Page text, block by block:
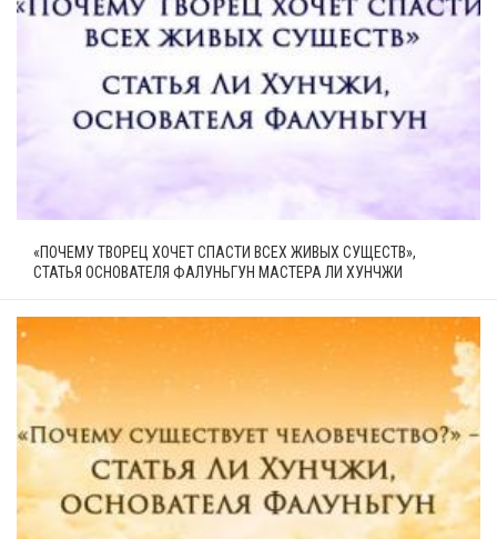
«ПОЧЕМУ ТВОРЕЦ ХОЧЕТ СПАСТИ ВСЕХ ЖИВЫХ СУЩЕСТВ»,
СТАТЬЯ ОСНОВАТЕЛЯ ФАЛУНЬГУН МАСТЕРА ЛИ ХУНЧЖИ